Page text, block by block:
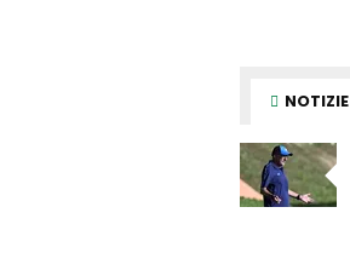
NOTIZIE